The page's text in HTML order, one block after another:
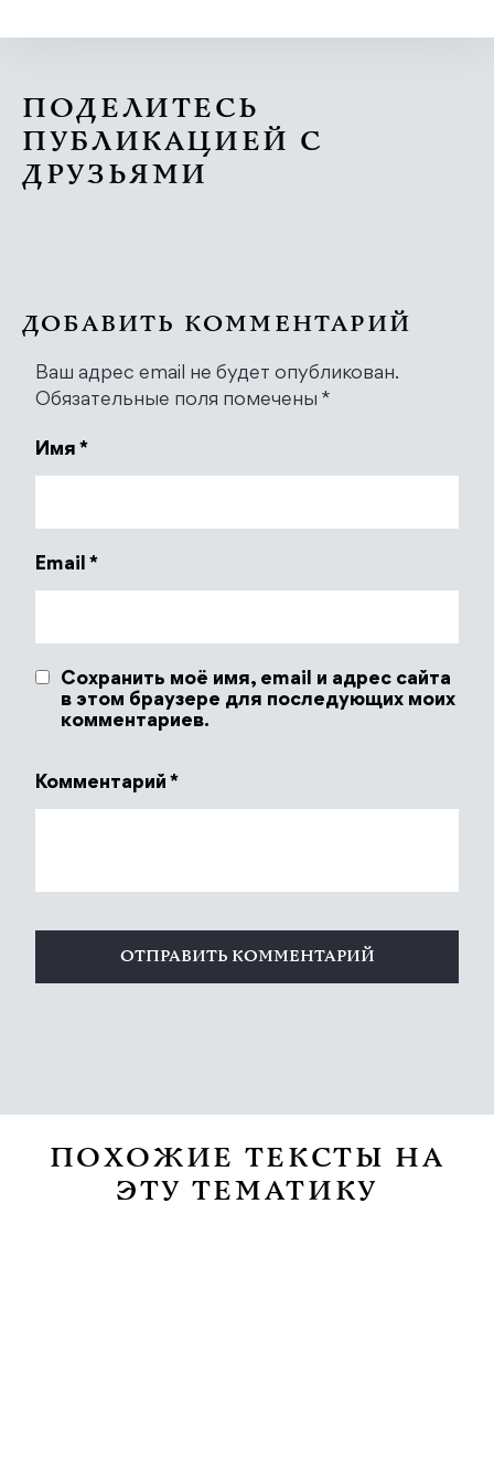
ПОДЕЛИТЕСЬ
ПУБЛИКАЦИЕЙ С
ДРУЗЬЯМИ
ДОБАВИТЬ КОММЕНТАРИЙ
Ваш адрес email не будет опубликован.
Обязательные поля помечены *
Имя *
Email *
Сохранить моё имя, email и адрес сайта
в этом браузере для последующих моих
комментариев.
Комментарий *
ПОХОЖИЕ ТЕКСТЫ НА
ЭТУ ТЕМАТИКУ